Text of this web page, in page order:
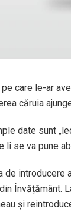
care le-ar
căruia
date sunt
li se va pune
de
Învățământ.
și